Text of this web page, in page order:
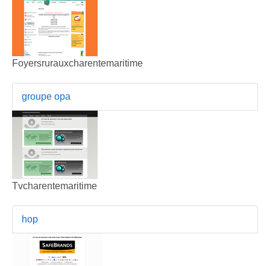
Foyersrurauxcharentemaritime
groupe opa
Tvcharentemaritime
hop